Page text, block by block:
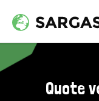
Quote